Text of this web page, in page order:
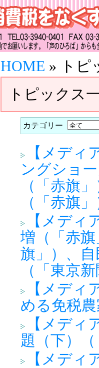
HOME » トピ
トピックス
カテゴリー
【メディ
ングショ
（「赤旗
（「赤旗
【メデ
増（「赤
旗」）、
（「東京
【メデ
める免税
【メデ
題（下）
【メデ